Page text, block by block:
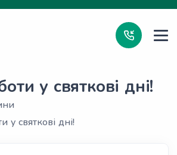
у святкові дні!
у святкові дні!